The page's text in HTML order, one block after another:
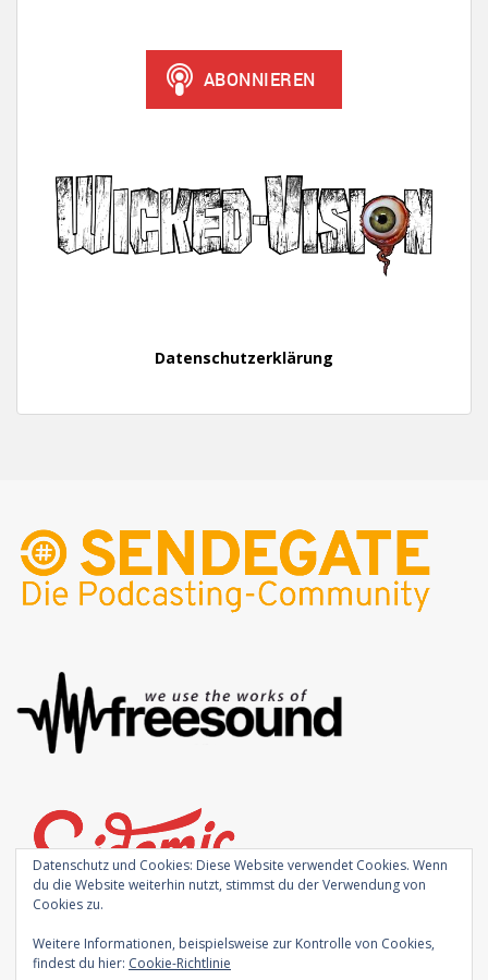
Datenschutzerklärung
Datenschutz und Cookies: Diese Website verwendet Cookies. Wenn
du die Website weiterhin nutzt, stimmst du der Verwendung von
Cookies zu.
Weitere Informationen, beispielsweise zur Kontrolle von Cookies,
findest du hier: Cookie-Richtlinie